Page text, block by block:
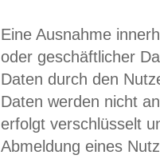
Eine Ausnahme
oder geschäftlicher
Daten durch den
Daten werden nicht
erfolgt verschlüsselt
Abmeldung eines